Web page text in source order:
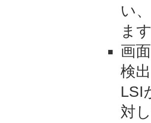
い
ます
画
検
LSI
対